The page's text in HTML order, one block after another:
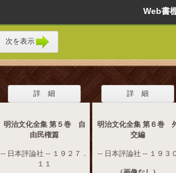
Web
次を表示
詳 細
明治文化全集 第５巻 自
由民権篇
-- 日本評論社 -- １９２７．
１１
詳 細
明治文化全集 第６巻
交編
-- 日本評論社 -- １９３